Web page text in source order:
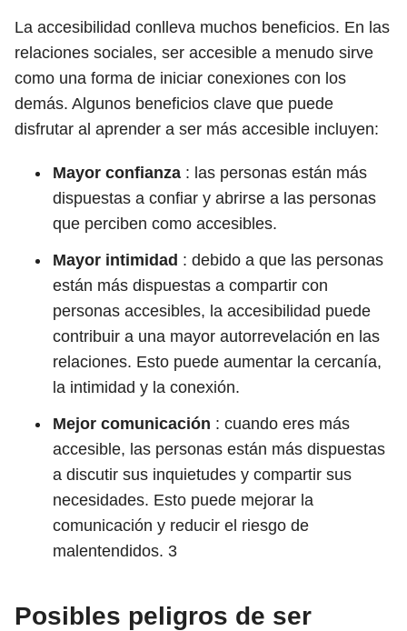
La accesibilidad conlleva muchos beneficios. En las
relaciones sociales, ser accesible a menudo sirve
como una forma de iniciar conexiones con los
demás. Algunos beneficios clave que puede
disfrutar al aprender a ser más accesible incluyen:
Mayor confianza : las personas están más
dispuestas a confiar y abrirse a las personas
que perciben como accesibles.
Mayor intimidad : debido a que las personas
están más dispuestas a compartir con
personas accesibles, la accesibilidad puede
contribuir a una mayor autorrevelación en las
relaciones. Esto puede aumentar la cercanía,
la intimidad y la conexión.
Mejor comunicación : cuando eres más
accesible, las personas están más dispuestas
a discutir sus inquietudes y compartir sus
necesidades. Esto puede mejorar la
comunicación y reducir el riesgo de
malentendidos. 3
Posibles peligros de ser